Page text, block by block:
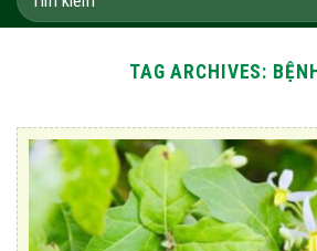
kiếm:
TAG ARCHIVES: